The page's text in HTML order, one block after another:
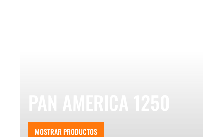
MOSTRAR PRODUCTOS